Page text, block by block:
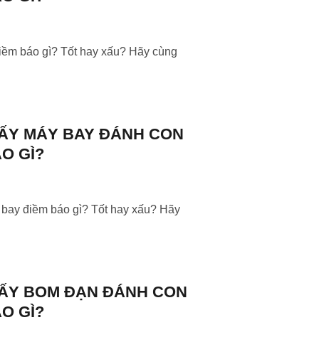
báo gì? Tốt hay xấu? Hãy cùng
MÁY BAY ĐÁNH CON
GÌ?
điềm báo gì? Tốt hay xấu? Hãy
BOM ĐẠN ĐÁNH CON
GÌ?